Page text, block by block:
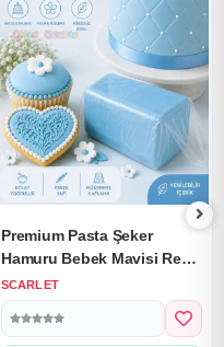
Premium Pasta Şeker
Hamuru Bebek Mavisi Renk
1 Kg.
SCARLET